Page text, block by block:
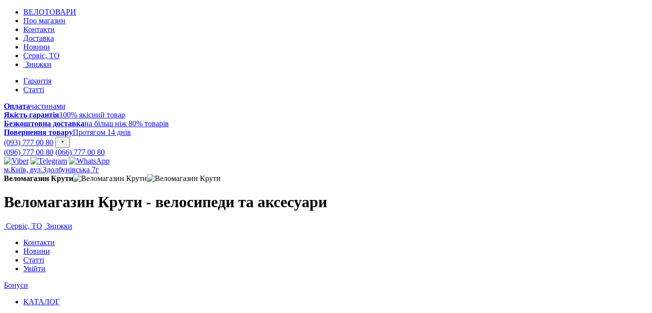
ВЕЛОТОВАРИ
Про магазин
Контакти
Доставка
Новини
Сервіс, ТО
Знижки
Гарантія
Статті
Оплатачастинами
Якість гарантія100% якісний товар
Безкоштовна доставкана більш ніж 80% товарів
Повернення товаруПротягом 14 днів
(093) 777 00 80
(096) 777 00 80 (066) 777 00 80
м.Київ, вул.Здолбунівська 7г
Веломагазин Крути
Веломагазин Крути - велосипеди та аксесуари
Сервіс, ТО Знижки
Контакти
Новини
Статті
Увійти
Бонуси
КАТАЛОГ